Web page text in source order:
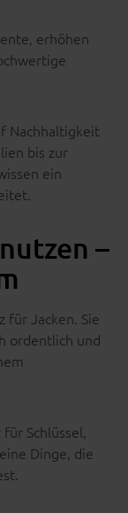
erhöhen
Nachhaltigkeit
bis zur
ein
–
für Jacken. Sie
ordentlich und
Schlüssel,
Dinge, die